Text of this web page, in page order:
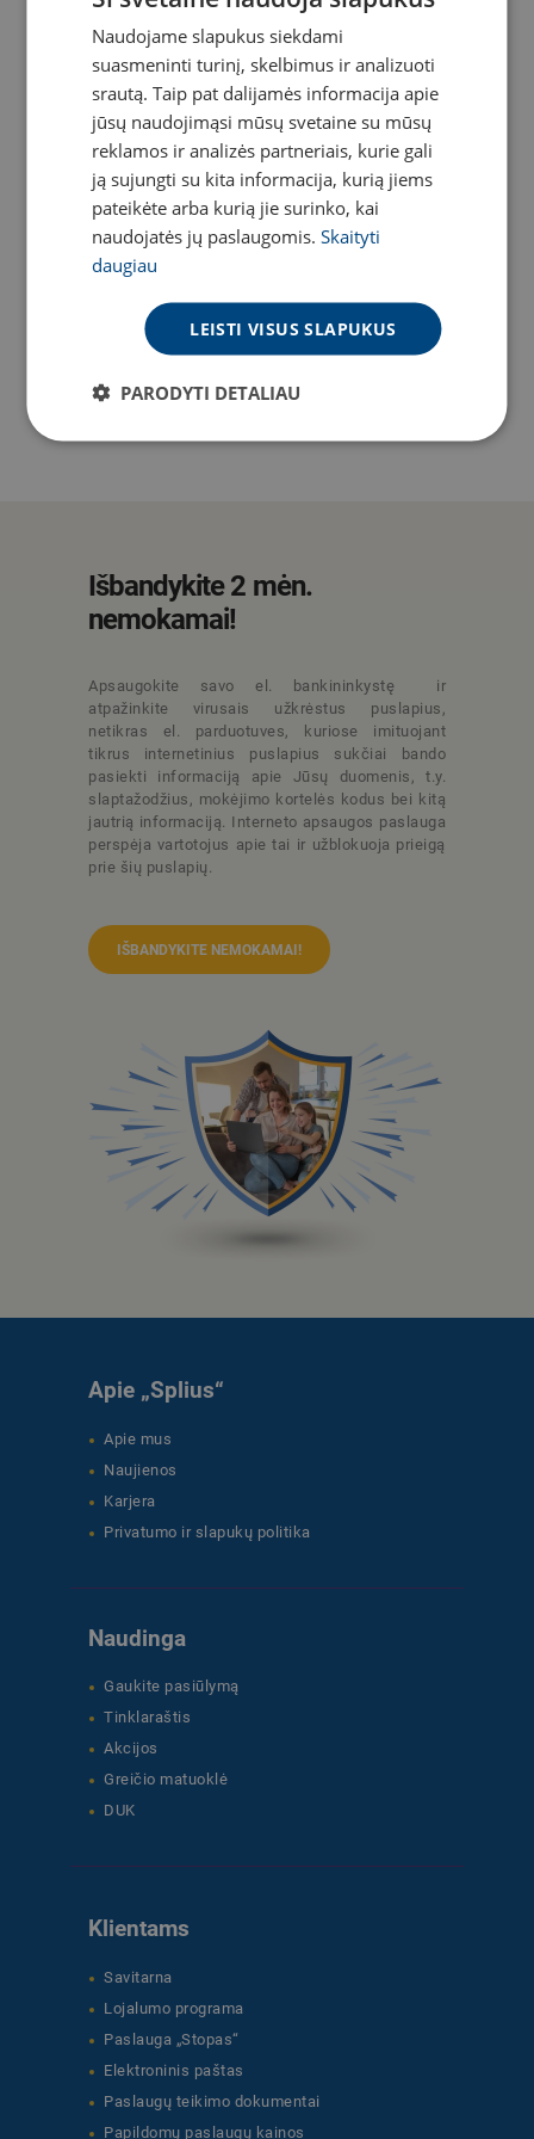
Vienkartinis administravimo
mokestis pasirašius
NEMOKAMAI
Vienkartinis administravimo
mokestis pasirašius
vienmetę sutartį
14.00 €
Vienkartinis administravimo
mokestis pasirašius
neterminuotą sutartį
58.00 €
Maršrutizatoriaus „TP-Link
Archer C80“ nuoma
Deco M4“ nuoma
Išbandykite 2 mėn.
nemokamai!
Apsaugokite savo el. bankininkystę ir
atpažinkite virusais užkrėstus puslapius,
netikras el. parduotuves, kuriose imituojant
tikrus internetinius puslapius sukčiai bando
pasiekti informaciją apie Jūsų duomenis, t.y.
slaptažodžius, mokėjimo kortelės kodus bei kitą
jautrią informaciją. Interneto apsaugos paslauga
perspėja vartotojus apie tai ir užblokuoja prieigą
prie šių puslapių.
IŠBANDYKITE NEMOKAMAI!
Apie „Splius“
Apie mus
Naujienos
Karjera
Privatumo ir slapukų politika
Naudinga
Gaukite pasiūlymą
Tinklaraštis
Akcijos
Greičio matuoklė
DUK
Klientams
Savitarna
Lojalumo programa
Paslauga „Stopas“
Elektroninis paštas
Paslaugų teikimo dokumentai
Papildomų paslaugų kainos
ENGLISH
Naudojame slapukus siekdami
suasmeninti turinį, skelbimus ir analizuoti
srautą. Taip pat dalijamės informacija apie
jūsų naudojimąsi mūsų svetaine su mūsų
reklamos ir analizės partneriais, kurie gali
ją sujungti su kita informacija, kurią jiems
pateikėte arba kurią jie surinko, kai
naudojatės jų paslaugomis. Skaityti
daugiau
LEISTI VISUS SLAPUKUS
PARODYTI DETALIAU